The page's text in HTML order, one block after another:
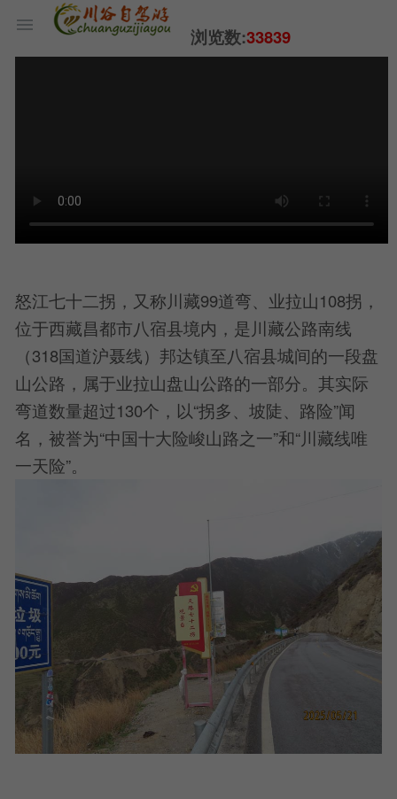
浏览数:33839
怒江七十二拐，又称川藏99道弯、业拉山108拐，
位于西藏昌都市八宿县境内，是川藏公路南线
（318国道沪聂线）邦达镇至八宿县城间的一段盘
山公路，属于业拉山盘山公路的一部分。其实际
弯道数量超过130个，以“拐多、坡陡、路险”闻
名，被誉为“中国十大险峻山路之一”和“川藏线唯
一天险”。